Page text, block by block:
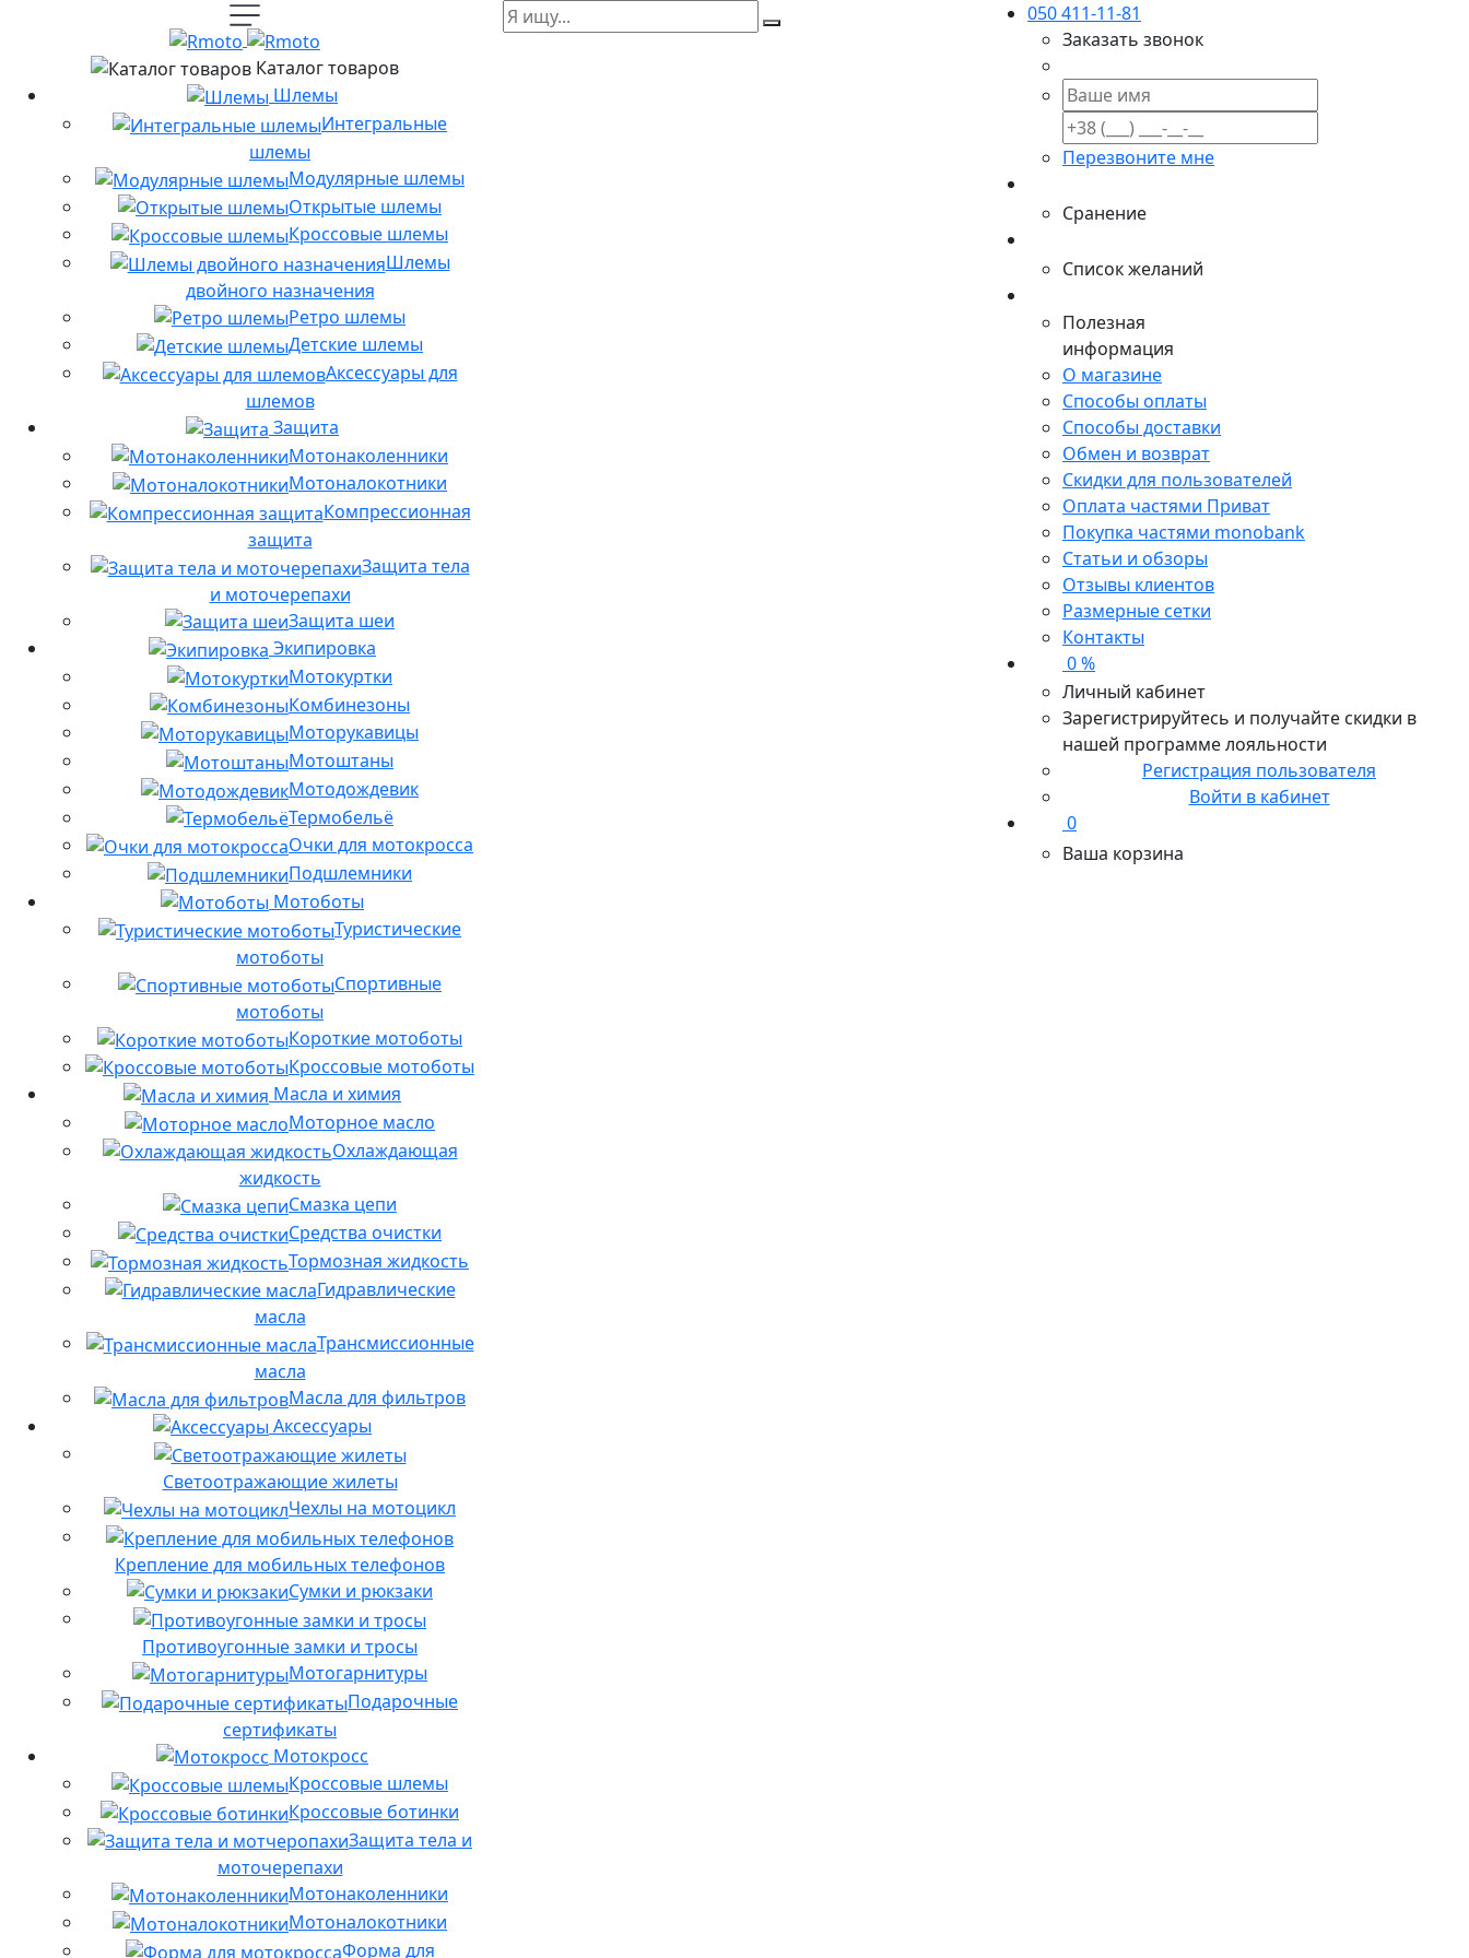
Каталог товаров
Шлемы
Интегральные
шлемы
Модулярные шлемы
Открытые шлемы
Кроссовые шлемы
Шлемы
двойного назначения
Ретро шлемы
Детские шлемы
Аксессуары для
шлемов
Защита
Мотонаколенники
Мотоналокотники
Компрессионная
защита
Защита тела
и моточерепахи
Защита шеи
Экипировка
Мотокуртки
Комбинезоны
Моторукавицы
Мотоштаны
Мотодождевик
Термобельё
Очки для мотокросса
Подшлемники
Мотоботы
Туристические
мотоботы
Спортивные
мотоботы
Короткие мотоботы
Кроссовые мотоботы
Масла и химия
Моторное масло
Охлаждающая
жидкость
Смазка цепи
Средства очистки
Тормозная жидкость
Гидравлические
масла
Трансмиссионные
масла
Масла для фильтров
Аксессуары
Светоотражающие жилеты
Чехлы на мотоцикл
Крепление для мобильных телефонов
Сумки и рюкзаки
Противоугонные замки и тросы
Мотогарнитуры
Подарочные
сертификаты
Мотокросс
Кроссовые шлемы
Кроссовые ботинки
Защита тела и
моточерепахи
Мотонаколенники
Мотоналокотники
Форма для
050 411-11-81
Заказать звонок
Перезвоните мне
Сранение
Список желаний
Полезная
информация
О магазине
Способы оплаты
Способы доставки
Обмен и возврат
Скидки для пользователей
Оплата частями Приват
Покупка частями monobank
Статьи и обзоры
Отзывы клиентов
Размерные сетки
Контакты
0 %
Личный кабинет
Зарегистрируйтесь и получайте скидки в
нашей программе лояльности
Регистрация пользователя
Войти в кабинет
0
Ваша корзина